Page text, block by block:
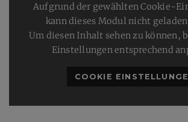
Aufgrund der gewählten Cookie-
kann dieses Modul nicht
Um diesen Inhalt sehen zu können,
Einstellungen entsprechend
COOKIE